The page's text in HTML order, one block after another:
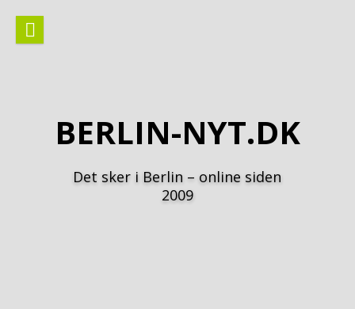
indhold
BERLIN-NYT.DK
Det sker i Berlin – online siden
2009